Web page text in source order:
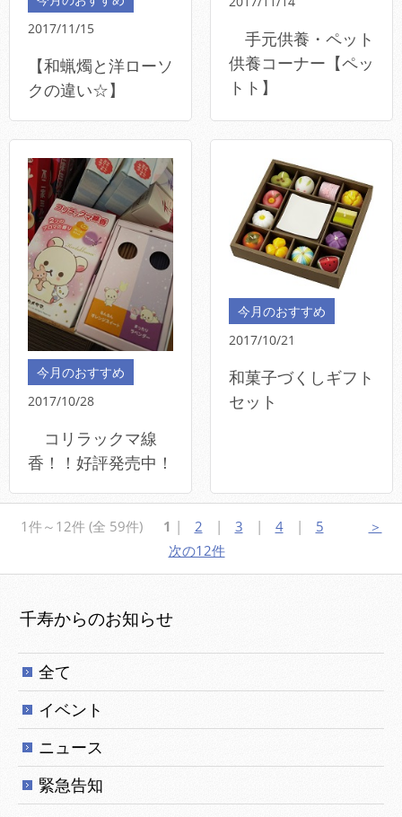
2017/11/15
【和蝋燭と洋ローソ
クの違い☆】
手元供養・ペット
供養コーナー【ペッ
トト】
今月のおすすめ
2017/10/28
コリラックマ線
香！！好評発売中！
今月のおすすめ
2017/10/21
和菓子づくしギフト
セット
1件～12件 (全 59件) 1 | 2 | 3 | 4 | 5
＞
次の12件
千寿からのお知らせ
全て
イベント
ニュース
緊急告知